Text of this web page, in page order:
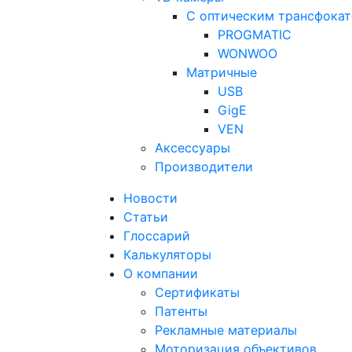
С оптическим
PROGMATIC
WONWOO
Матричные
USB
GigE
VEN
Аксессуары
Производители
Новости
Статьи
Глоссарий
Калькуляторы
О компании
Сертификаты
Патенты
Рекламные материалы
Моторизация объективов